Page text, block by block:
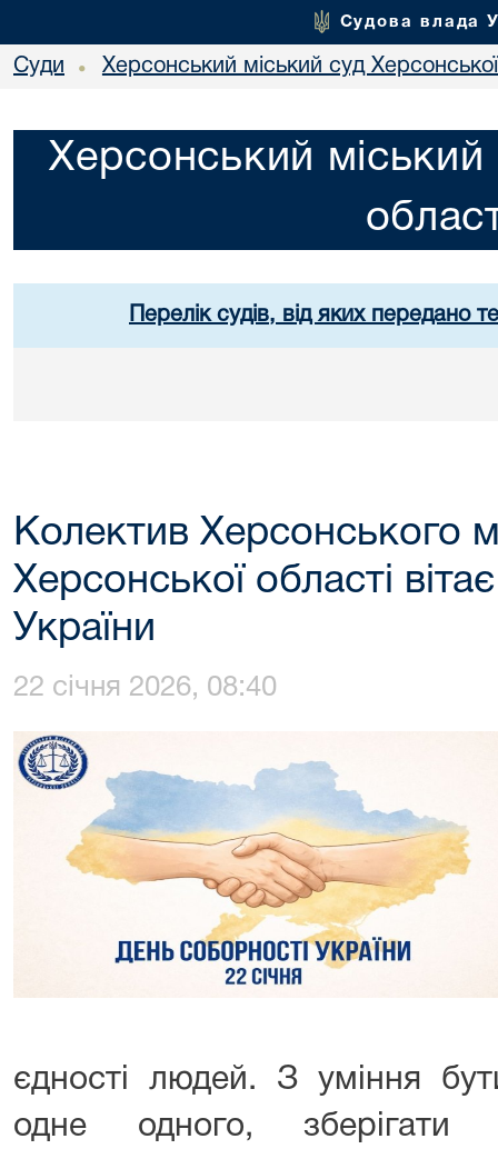
Судова влада
Суди • Херсонський міський суд Херсонської
Херсонський міський
Перелік судів, від яких передано
Колектив Херсонського
Херсонської області
України
22 січня 2026, 08:40
єдності людей. З уміння
одне одного, зберігати